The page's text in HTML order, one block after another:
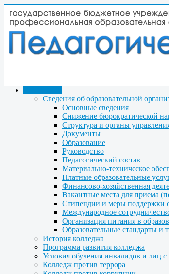
Сведения об образовательной
Основные сведения
Снижение бюрократической
Структура и органы
Документы
Образование
Руководство
Педагогический состав
Материально-техническое
Платные образовательные
Финансово-хозяйственная
Вакантные места для приема
Стипендии и меры поддержки
Международное
Организация питания в
Образовательные стандарты и
История колледжа
Программа развития колледжа
Условия обучения инвалидов и лиц
Колледж против террора